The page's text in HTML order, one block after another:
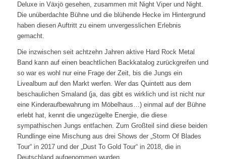
Deluxe in Växjö gesehen, zusammen mit Night Viper und Night.
Die unüberdachte Bühne und die blühende Hecke im Hintergrund
haben diesen Auftritt zu einem unvergesslichen Erlebnis
gemacht.
Die inzwischen seit achtzehn Jahren aktive Hard Rock Metal
Band kann auf einen beachtlichen Backkatalog zurückgreifen und
so war es wohl nur eine Frage der Zeit, bis die Jungs ein
Livealbum auf den Markt werfen. Wer das Quintett aus dem
beschaulichen Smaland (ja, das gibt es wirklich und ist nicht nur
eine Kinderaufbewahrung im Möbelhaus…) einmal auf der Bühne
erlebt hat, kennt die ungezügelte Energie, die diese
sympathischen Jungs entfachen. Zum Großteil sind diese beiden
Rundlinge eine Mischung aus drei Shows der „Storm Of Blades
Tour“ in 2017 und der „Dust To Gold Tour“ in 2018, die in
Deutschland aufgenommen wurden.